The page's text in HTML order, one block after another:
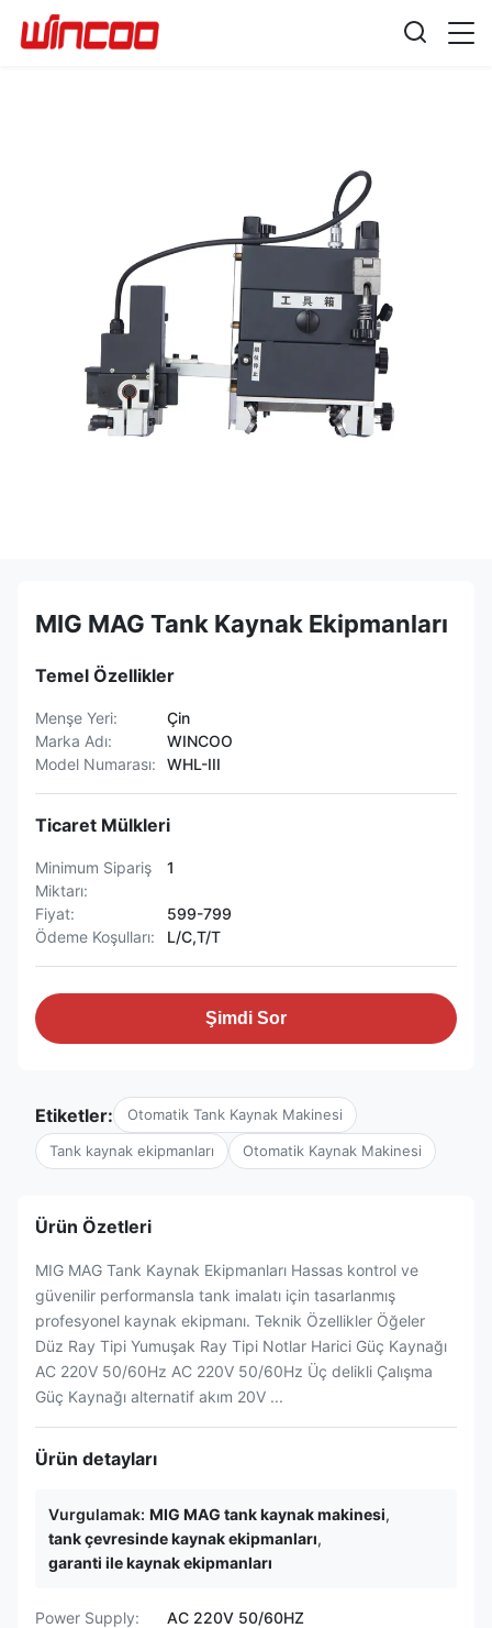
MIG MAG Tank Kaynak Ekipmanları
Temel Özellikler
Menşe Yeri:
Çin
Marka Adı:
WINCOO
Model Numarası:
WHL-III
Ticaret Mülkleri
Minimum Sipariş
Miktarı:
1
Fiyat:
599-799
Ödeme Koşulları:
L/C,T/T
Şimdi Sor
Etiketler: Otomatik Tank Kaynak Makinesi
Tank kaynak ekipmanları Otomatik Kaynak Makinesi
Ürün Özetleri
MIG MAG Tank Kaynak Ekipmanları Hassas kontrol ve
güvenilir performansla tank imalatı için tasarlanmış
profesyonel kaynak ekipmanı. Teknik Özellikler Öğeler
Düz Ray Tipi Yumuşak Ray Tipi Notlar Harici Güç Kaynağı
AC 220V 50/60Hz AC 220V 50/60Hz Üç delikli Çalışma
Güç Kaynağı alternatif akım 20V ...
Ürün detayları
Vurgulamak: MIG MAG tank kaynak makinesi,
tank çevresinde kaynak ekipmanları,
garanti ile kaynak ekipmanları
Power Supply:
AC 220V 50/60HZ